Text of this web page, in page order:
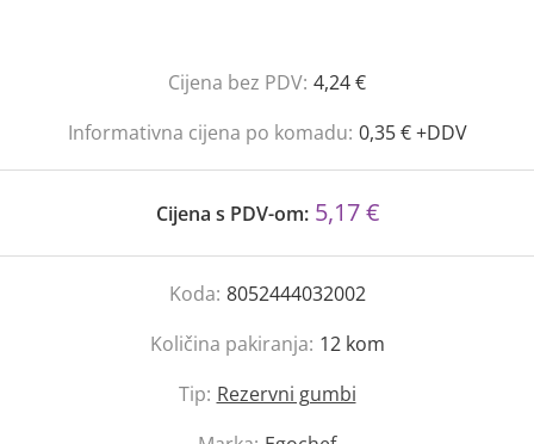
Cijena bez PDV: 4,24 €
Informativna cijena po komadu: 0,35 € +DDV
Cijena s PDV-om: 5,17 €
Koda: 8052444032002
Količina pakiranja: 12 kom
Tip: Rezervni gumbi